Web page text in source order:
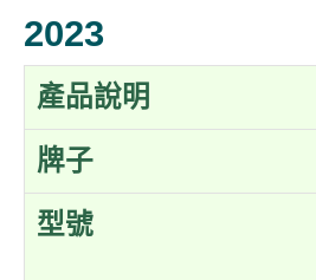
2023
產品說明
牌子
型號